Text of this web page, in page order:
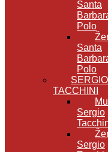
Santa
Polo
Santa
Polo
SERGIO
TACCHINI
Sergio
Sergio